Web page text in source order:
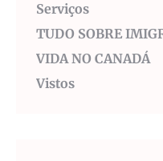
Serviços
TUDO SOBRE
VIDA NO CANADÁ
Vistos